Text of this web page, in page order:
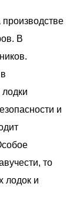
В
и
то
лодок и